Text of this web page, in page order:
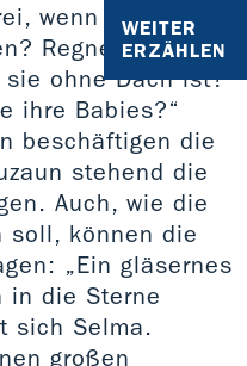
WEITER
ERZÄHLEN
wenn keine
Regnet es nicht
ohne Dach ist?
ihre Babies?“
beschäftigen die
stehend die
Auch, wie die
soll, können die
„Ein gläsernes
in die Sterne
sich Selma.
großen